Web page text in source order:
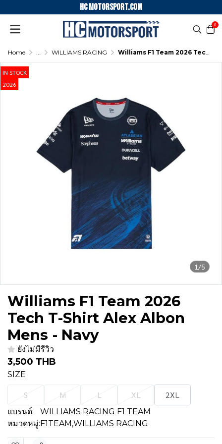
HC motorsport.COM
0
Home ... WILLIAMS RACING Williams F1 Team 2026 Tech T-Shirt Alex Albon Mens - Navy
1/5
IN STOCK
2026
Williams F1 Team 2026
Tech T-Shirt Alex Albon
Mens - Navy
ยังไม่มีรีวิว
3,500 THB
SIZE
S M L XL 2XL
แบรนด์:
WILLIAMS RACING F1 TEAM
หมวดหมู่:F1TEAM,WILLIAMS RACING